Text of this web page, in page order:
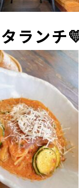
ランチ